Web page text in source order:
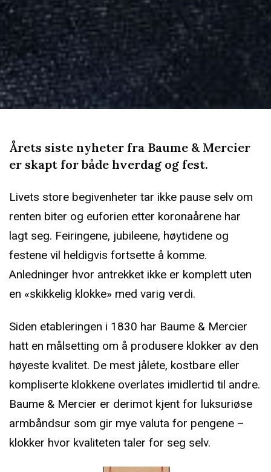
Årets siste nyheter fra Baume & Mercier
er skapt for både hverdag og fest.
Livets store begivenheter tar ikke pause selv om
renten biter og euforien etter koronaårene har
lagt seg. Feiringene, jubileene, høytidene og
festene vil heldigvis fortsette å komme.
Anledninger hvor antrekket ikke er komplett uten
en «skikkelig klokke» med varig verdi.
Siden etableringen i 1830 har Baume & Mercier
hatt en målsetting om å produsere klokker av den
høyeste kvalitet. De mest jålete, kostbare eller
kompliserte klokkene overlates imidlertid til andre.
Baume & Mercier er derimot kjent for luksuriøse
armbåndsur som gir mye valuta for pengene –
klokker hvor kvaliteten taler for seg selv.